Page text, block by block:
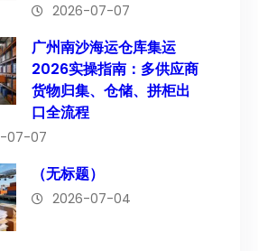
2026-07-07
广州南沙海运仓库集运
2026实操指南：多供应商
货物归集、仓储、拼柜出
口全流程
07-07
（无标题）
2026-07-04